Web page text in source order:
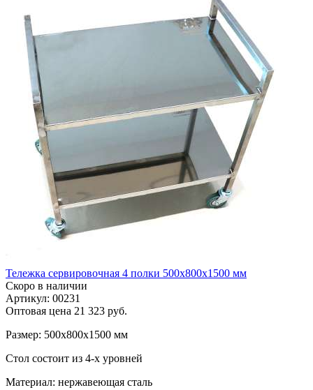
Тележка сервировочная 4 полки 500х800х1500 мм
Скоро в наличии
Артикул: 00231
Оптовая цена 21 323 руб.
Размер: 500х800х1500 мм
Стол состоит из 4-х уровней
Материал: нержавеющая сталь